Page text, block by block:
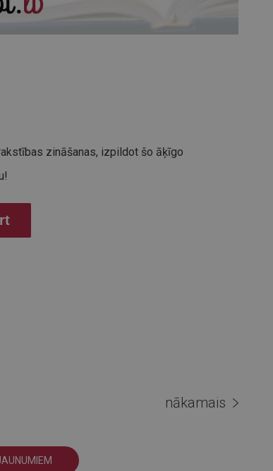
zināšanas, izpildot šo āķīgo
nākamais